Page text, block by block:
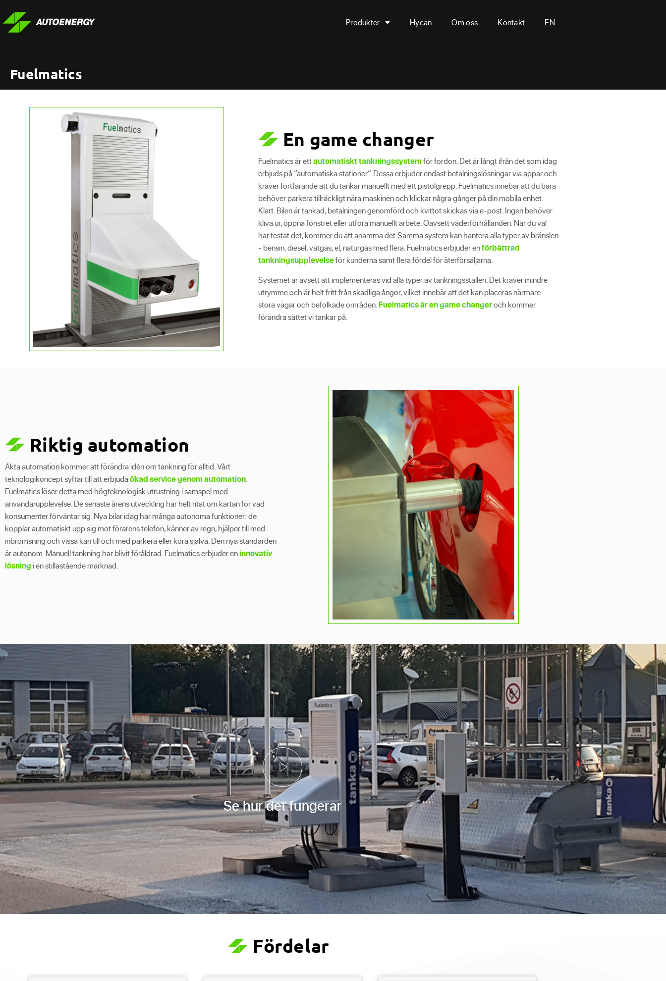
Produkter Hycan Om oss Kontakt EN
Fuelmatics
En game changer
Fuelmatics är ettautomatiskt tankningssystemför fordon. Det är långt ifrån det som idag
erbjuds på ”automatiska stationer”. Dessa erbjuder endast betalningslösningar via appar och
kräver fortfarande att du tankar manuellt med ett pistolgrepp. Fuelmatics innebär att du bara
behöver parkera tillräckligt nära maskinen och klickar några gånger på din mobila enhet.
Klart. Bilen är tankad, betalningen genomförd och kvittot skickas via e-post. Ingen behöver
kliva ur, öppna fönstret eller utföra manuellt arbete. Oavsett väderförhållanden. När du väl
har testat det, kommer du att anamma det.Samma system kan hantera alla typer av bränslen
- bensin, diesel, vätgas, el, naturgas med flera. Fuelmatics erbjuder enförbättrad
tankningsupplevelseför kunderna samt flera fördel för återförsäljarna.
Systemet är avsett att implementeras vid alla typer av tankningsställen. Det kräver mindre
utrymme och är helt fritt från skadliga ångor, vilket innebär att det kan placeras närmare
stora vägar och befolkade områden.Fuelmatics är en game changeroch kommer
förändra sättet vi tankar på.
Riktig automation
Äkta automation kommer att förändra idén om tankning för alltid. Vårt
teknologikoncept syftar till att erbjudaökad service genom automation.
Fuelmatics löser detta med högteknologisk utrustning i samspel med
användarupplevelse. De senaste årens utveckling har helt ritat om kartan för vad
konsumenter förväntar sig. Nya bilar idag har många autonoma funktioner: de
kopplar automatiskt upp sig mot förarens telefon, känner av regn, hjälper till med
inbromsning och vissa kan till och med parkera eller köra själva. Den nya standarden
är autonom. Manuell tankning har blivit föråldrad. Fuelmatics erbjuder eninnovativ
lösning i en stillastående marknad.
Se hur det fungerar
Fördelar